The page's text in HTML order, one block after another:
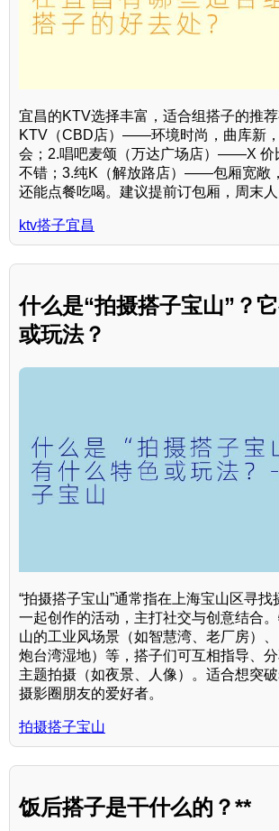
宜昌的KTV选择丰富，适合组搭子的推
KTV（CBD店）——环境时尚，曲库新
会；2.唱吧麦颂（万达广场店）——X 价
不错；3.纯K（解放路店）——包厢宽敞
还能点餐吃喝。建议提前订包厢，周末人
ktv搭子宜昌
什么是“拍摄搭子宝山”？
或玩法？
“拍摄搭子宝山”通常指在上海宝山区寻
一起创作的活动，主打社交与创意结合
山的工业风场景（如智慧湾、老厂房）
炮台湾湿地）等，搭子们可互相指导、
主题拍摄（如夜景、人像）。适合想突
摄影圈朋友的爱好者。
拍摄搭子宝山
饭后搭子是干什么的？**